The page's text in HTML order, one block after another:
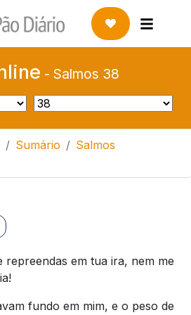
- Salmos 38
Sumário
Salmos
repreendas em tua ira, nem me
fundo em mim, e o peso de